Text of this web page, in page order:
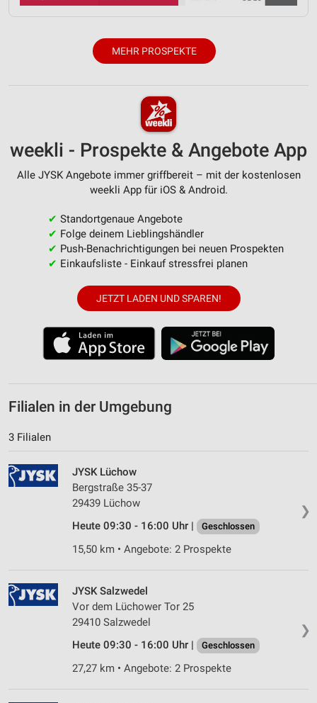
MEHR PROSPEKTE
weekli - Prospekte & Angebote App
Alle JYSK Angebote immer griffbereit – mit der kostenlosen
weekli App für iOS & Android.
✔ Standortgenaue Angebote
✔ Folge deinem Lieblingshändler
✔ Push-Benachrichtigungen bei neuen Prospekten
✔ Einkaufsliste - Einkauf stressfrei planen
JETZT LADEN UND SPAREN!
Filialen in der Umgebung
3 Filialen
❯
JYSK Lüchow
Bergstraße 35-37
29439 Lüchow
Heute 09:30 - 16:00 Uhr |
Geschlossen
15,50 km • Angebote: 2 Prospekte
❯
JYSK Salzwedel
Vor dem Lüchower Tor 25
29410 Salzwedel
Heute 09:30 - 16:00 Uhr |
Geschlossen
27,27 km • Angebote: 2 Prospekte
Messung der Performance von Inhalten
Analyse von Zielgruppen durch Statistiken oder
Kombinationen von Daten aus verschiedenen
Verwendung reduzierter Daten zur Auswahl von
IAB-Besonderheiten:
Verwendung genauer Standortdaten
Informationen identifizieren
Nicht-IAB-Verarbeitungszwecke:
Notwendig
Performance
Werbung